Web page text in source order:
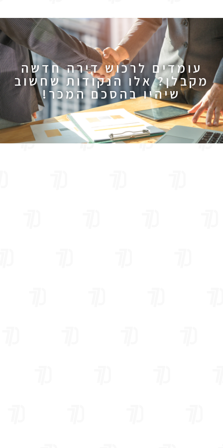
עומדים לרכוש דירה חדשה
מקבלן? אלו הנקודות שחשוב
שיהיו בהסכם המכר!